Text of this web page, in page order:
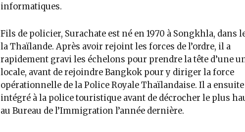
informatiques.
Fils de policier, Surachate est né en 1970 à Songkhla, dans
la Thaïlande. Après avoir rejoint les forces de l’ordre, il a
rapidement gravi les échelons pour prendre la tête d’une
locale, avant de rejoindre Bangkok pour y diriger la force
opérationnelle de la Police Royale Thaïlandaise. Il a ensuite
intégré à la police touristique avant de décrocher le plus
au Bureau de l’Immigration l’année dernière.